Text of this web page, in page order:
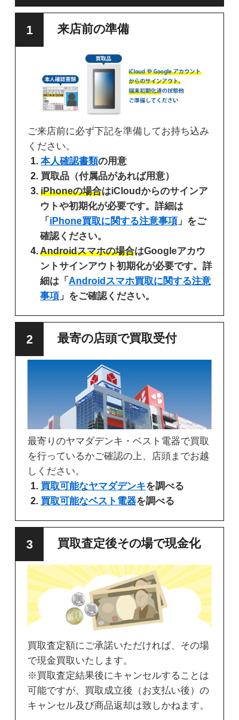
来店前の準備
ご来店前に必ず下記を準備してお持ち込み
ください。
本人確認書類の用意
買取品（付属品があれば用意）
iPhoneの場合はiCloudからのサインア
ウトや初期化が必要です。詳細は
「 iPhone買取に関する注意事項 」をご
確認ください。
Androidスマホの場合はGoogleアカウ
ントサインアウト初期化が必要です。詳
細は「 Androidスマホ買取に関する注意
事項 」をご確認ください。
最寄の店頭で買取受付
最寄りのヤマダデンキ・ベスト電器で買取
を行っているかご確認の上、店頭までお越
しください。
買取可能なヤマダデンキを調べる
買取可能なベスト電器を調べる
買取査定後その場で現金化
買取査定額にご承諾いただければ、その場
で現金買取いたします。
※買取査定結果後にキャンセルすることは
可能ですが、買取成立後（お支払い後）の
キャンセル及び商品返却は致しかねます。